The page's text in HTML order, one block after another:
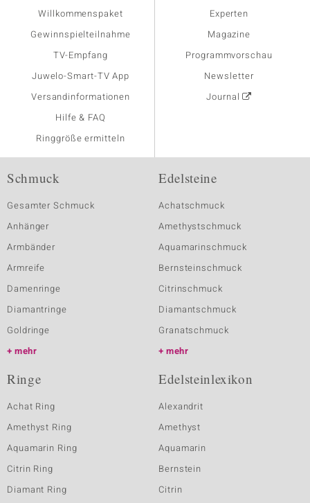
Willkommenspaket
Gewinnspielteilnahme
TV-Empfang
Juwelo-Smart-TV App
Versandinformationen
Hilfe & FAQ
Ringgröße ermitteln
Experten
Magazine
Programmvorschau
Newsletter
Journal
Schmuck
Gesamter Schmuck
Anhänger
Armbänder
Armreife
Damenringe
Diamantringe
Goldringe
mehr
Edelsteine
Achatschmuck
Amethystschmuck
Aquamarinschmuck
Bernsteinschmuck
Citrinschmuck
Diamantschmuck
Granatschmuck
mehr
Ringe
Achat Ring
Amethyst Ring
Aquamarin Ring
Citrin Ring
Diamant Ring
Edelsteinlexikon
Alexandrit
Amethyst
Aquamarin
Bernstein
Citrin